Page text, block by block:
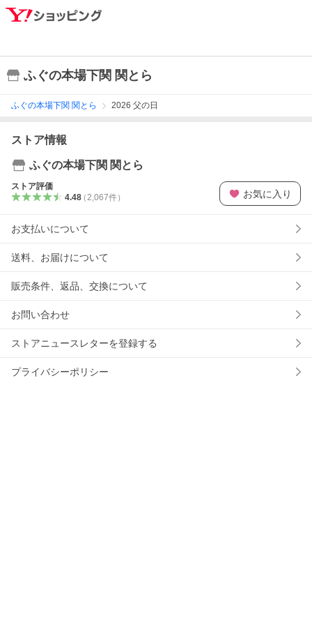
ふぐの本場下関 関とら
ふぐの本場下関 関とら 2026 父の日
ストア情報
ふぐの本場下関 関とら
ストア評価
4.48（ 2,067件） お気に入り
お支払いについて
送料、お届けについて
販売条件、返品、交換について
お問い合わせ
ストアニュースレターを登録する
プライバシーポリシー